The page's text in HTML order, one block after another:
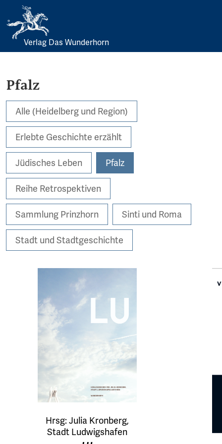
Skip
Verlag Das Wunderhorn
Pfalz
Alle (Heidelberg und Region)
Erlebte Geschichte erzählt
Jüdisches Leben Pfalz
Reihe Retrospektiven
Sammlung Prinzhorn Sinti und Roma
Stadt und Stadtgeschichte
Hrsg: Julia Kronberg,
Stadt Ludwigshafen